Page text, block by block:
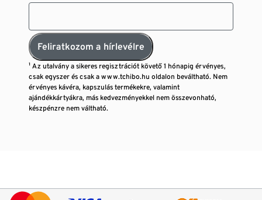
Feliratkozom a hírlevélre
¹ Az utalvány a sikeres regisztrációt követő 1 hónapig érvényes,
csak egyszer és csak a www.tchibo.hu oldalon beváltható. Nem
érvényes kávéra, kapszulás termékekre, valamint
ajándékkártyákra, más kedvezményekkel nem összevonható,
készpénzre nem váltható.